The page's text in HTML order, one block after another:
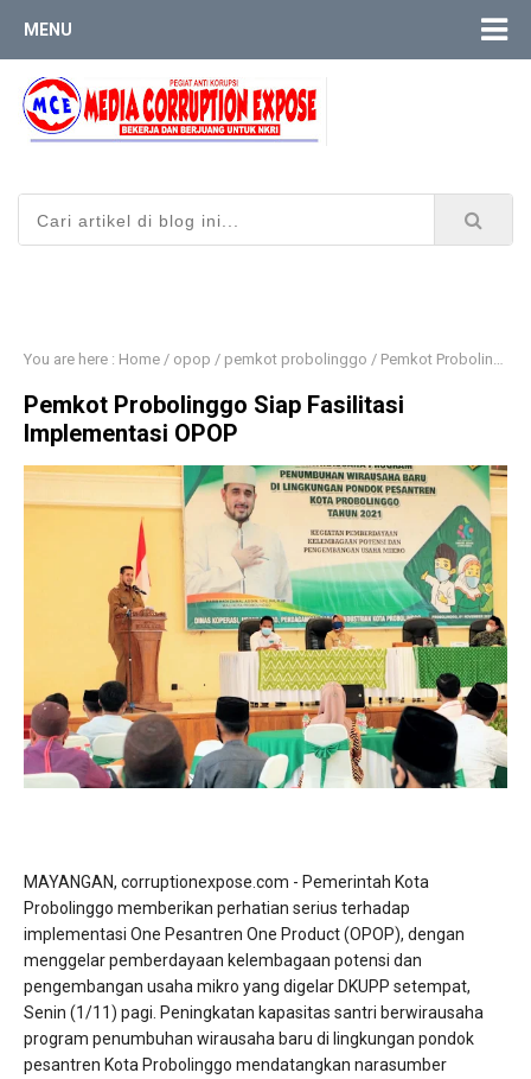
MENU
You are here : Home / opop / pemkot probolinggo / Pemkot Probolinggo Siap Fasilitasi Implementasi OPOP
Pemkot Probolinggo Siap Fasilitasi
Implementasi OPOP
MAYANGAN, corruptionexpose.com - Pemerintah Kota
Probolinggo memberikan perhatian serius terhadap
implementasi One Pesantren One Product (OPOP), dengan
menggelar pemberdayaan kelembagaan potensi dan
pengembangan usaha mikro yang digelar DKUPP setempat,
Senin (1/11) pagi. Peningkatan kapasitas santri berwirausaha
program penumbuhan wirausaha baru di lingkungan pondok
pesantren Kota Probolinggo mendatangkan narasumber